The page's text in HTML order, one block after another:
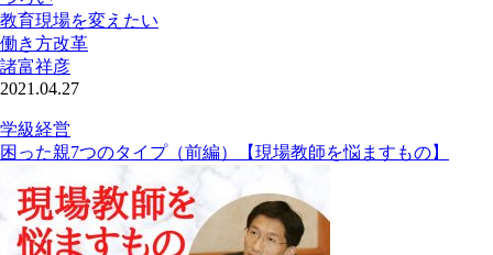
教育現場を変えたい
働き方改革
諸富祥彦
2021.04.27
学級経営
困った親7つのタイプ（前編）【現場教師を悩ますもの】